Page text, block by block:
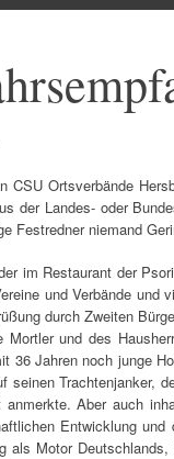
CSU Ortsverbände
der Landes- oder
Festredner niemand
im Restaurant der
und Verbände
durch Zweiten
Mortler und des
36 Jahren noch junge
seinen Trachtenjanker,
Aber auch
Entwicklung
als Motor